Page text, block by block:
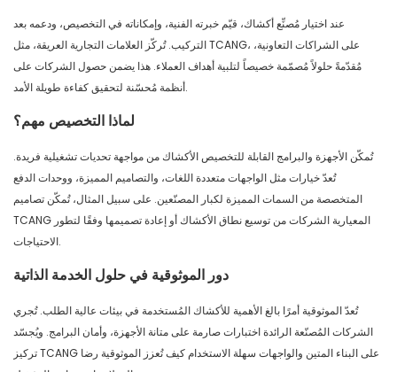
عند اختيار مُصنِّع أكشاك، قيّم خبرته الفنية، وإمكاناته في التخصيص، ودعمه بعد
التركيب. تُركّز العلامات التجارية العريقة، مثل TCANG، على الشراكات التعاونية،
مُقدّمةً حلولاً مُصمّمة خصيصاً لتلبية أهداف العملاء. هذا يضمن حصول الشركات على
أنظمة مُحسّنة لتحقيق كفاءة طويلة الأمد.
لماذا التخصيص مهم؟
تُمكّن الأجهزة والبرامج القابلة للتخصيص الأكشاك من مواجهة تحديات تشغيلية فريدة.
تُعدّ خيارات مثل الواجهات متعددة اللغات، والتصاميم المميزة، ووحدات الدفع
المتخصصة من السمات المميزة لكبار المصنّعين. على سبيل المثال، تُمكّن تصاميم
TCANG المعيارية الشركات من توسيع نطاق الأكشاك أو إعادة تصميمها وفقًا لتطور
الاحتياجات.
دور الموثوقية في حلول الخدمة الذاتية
تُعدّ الموثوقية أمرًا بالغ الأهمية للأكشاك المُستخدمة في بيئات عالية الطلب. تُجري
الشركات المُصنّعة الرائدة اختبارات صارمة على متانة الأجهزة، وأمان البرامج. ويُجسّد
تركيز TCANG على البناء المتين والواجهات سهلة الاستخدام كيف تُعزز الموثوقية رضا